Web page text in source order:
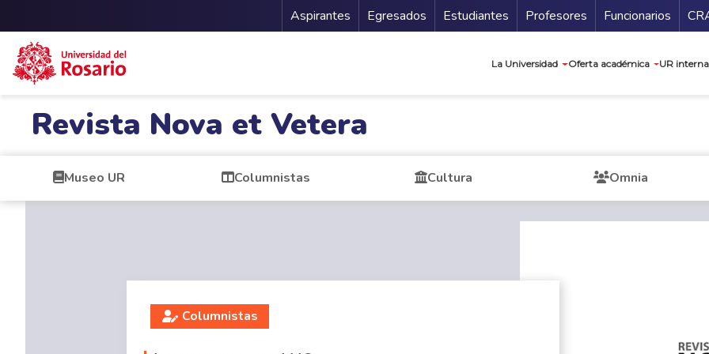
Menu Secundario
Aspirantes Egresados Estudiantes Profesores Funcionarios
La Universidad Oferta académica UR
Revista Nova et Vetera
Museo UR Columnistas Cultura Omnia
Columnistas